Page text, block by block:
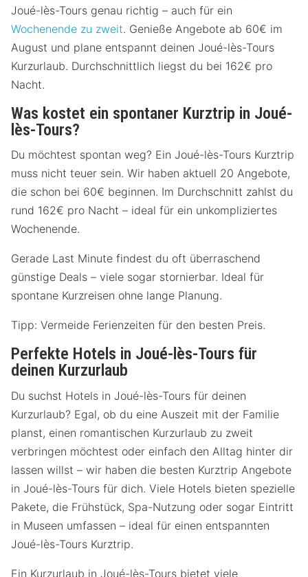
Joué-lès-Tours genau richtig – auch für ein
Wochenende zu zweit. Genieße Angebote ab 60€ im
August und plane entspannt deinen Joué-lès-Tours
Kurzurlaub. Durchschnittlich liegst du bei 162€ pro
Nacht.
Was kostet ein spontaner Kurztrip in Joué-
lès-Tours?
Du möchtest spontan weg? Ein Joué-lès-Tours Kurztrip
muss nicht teuer sein. Wir haben aktuell 20 Angebote,
die schon bei 60€ beginnen. Im Durchschnitt zahlst du
rund 162€ pro Nacht – ideal für ein unkompliziertes
Wochenende.
Gerade Last Minute findest du oft überraschend
günstige Deals – viele sogar stornierbar. Ideal für
spontane Kurzreisen ohne lange Planung.
Tipp: Vermeide Ferienzeiten für den besten Preis.
Perfekte Hotels in Joué-lès-Tours für
deinen Kurzurlaub
Du suchst Hotels in Joué-lès-Tours für deinen
Kurzurlaub? Egal, ob du eine Auszeit mit der Familie
planst, einen romantischen Kurzurlaub zu zweit
verbringen möchtest oder einfach den Alltag hinter dir
lassen willst – wir haben die besten Kurztrip Angebote
in Joué-lès-Tours für dich. Viele Hotels bieten spezielle
Pakete, die Frühstück, Spa-Nutzung oder sogar Eintritt
in Museen umfassen – ideal für einen entspannten
Joué-lès-Tours Kurztrip.
Ein Kurzurlaub in Joué-lès-Tours bietet viele